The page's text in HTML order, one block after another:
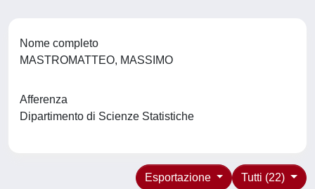
Nome completo
MASTROMATTEO, MASSIMO
Afferenza
Dipartimento di Scienze Statistiche
Tutti (22)
Esportazione